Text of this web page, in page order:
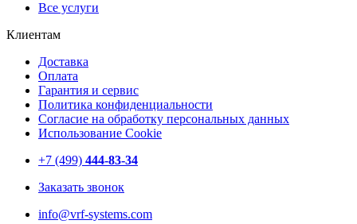
Все услуги
Клиентам
Доставка
Оплата
Гарантия и сервис
Политика конфиденциальности
Согласие на обработку персональных данных
Использование Cookie
+7 (499) 444-83-34
Заказать звонок
info@vrf-systems.com